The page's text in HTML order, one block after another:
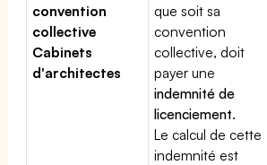
convention
collective
Cabinets
d'architectes
que soit sa
convention
collective, doit
payer une
indemnité de
licenciement.
Le calcul de cette
indemnité est